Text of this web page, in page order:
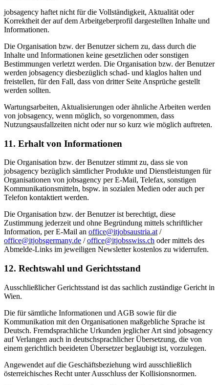
jobsagency haftet nicht für die Vollständigkeit, Aktualität oder
Korrektheit der auf dem Arbeitgeberprofil dargestellten Inhalte und
Informationen.
Die Organisation bzw. der Benutzer sichern zu, dass durch die
Inhalte und Informationen keine gesetzlichen oder sonstigen
Bestimmungen verletzt werden. Die Organisation bzw. der Benutzer
werden jobsagency diesbezüglich schad- und klaglos halten und
freistellen, für den Fall, dass von dritter Seite Ansprüche gestellt
werden sollten.
Wartungsarbeiten, Aktualisierungen oder ähnliche Arbeiten werden
von jobsagency, wenn möglich, so vorgenommen, dass
Nutzungsausfallzeiten nicht oder nur so kurz wie möglich auftreten.
11. Erhalt von Informationen
Die Organisation bzw. der Benutzer stimmt zu, dass sie von
jobsagency bezüglich sämtlicher Produkte und Dienstleistungen für
Organisationen von jobsagency per E-Mail, Telefax, sonstigen
Kommunikationsmitteln, bspw. in sozialen Medien oder auch per
Telefon kontaktiert werden.
Die Organisation bzw. der Benutzer ist berechtigt, diese
Zustimmung jederzeit und ohne Begründung mittels schriftlicher
Information, per E-Mail an office@itjobsaustria.at/
office@itjobsgermany.de /office@itjobsswiss.ch oder mittels des
Abmelde-Links im jeweiligen Newsletter kostenlos zu widerrufen.
12. Rechtswahl und Gerichtsstand
Ausschließlicher Gerichtsstand ist das sachlich zuständige Gericht in
Wien.
Die für sämtliche Informationen und AGB sowie für die
Kommunikation mit den Organisationen maßgebliche Sprache ist
Deutsch. Fremdsprachliche Urkunden jeglicher Art sind jobsagency
auf Verlangen auch in deutschsprachlicher Übersetzung, die von
einem gerichtlich beeideten Übersetzer beglaubigt ist, vorzulegen.
Angewendet auf die Geschäftsbeziehung wird ausschließlich
österreichisches Recht unter Ausschluss der Kollisionsnormen.